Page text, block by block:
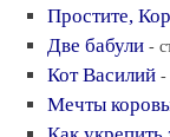
Простите,
Две бабули -
Кот Василий -
Мечты